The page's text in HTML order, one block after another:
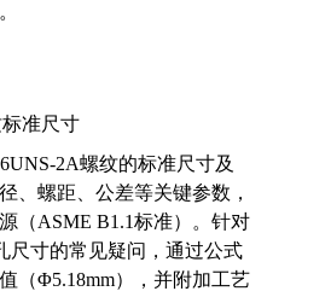
准尺寸
2A螺纹的标准尺寸及
、螺距、公差等关键参数，
（ASME B1.1标准）。针对
尺寸的常见疑问，通过公式
（Φ5.18mm），并附加工艺